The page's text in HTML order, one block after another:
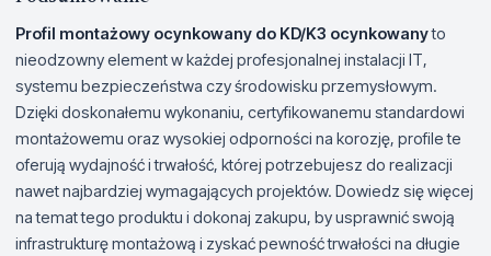
Profil montażowy ocynkowany do KD/K3 ocynkowanyto
nieodzowny element w każdej profesjonalnej instalacji IT,
systemu bezpieczeństwa czy środowisku przemysłowym.
Dzięki doskonałemu wykonaniu, certyfikowanemu standardowi
montażowemu oraz wysokiej odporności na korozję, profile te
oferują wydajność i trwałość, której potrzebujesz do realizacji
nawet najbardziej wymagających projektów. Dowiedz się więcej
na temat tego produktu i dokonaj zakupu, by usprawnić swoją
infrastrukturę montażową i zyskać pewność trwałości na długie